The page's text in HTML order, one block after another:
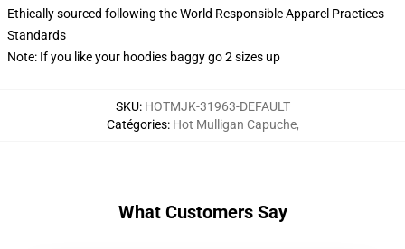
Ethically sourced following the World Responsible Apparel Practices
Standards
Note: If you like your hoodies baggy go 2 sizes up
SKU: HOTMJK-31963-DEFAULT
Catégories: Hot Mulligan Capuche,
What Customers Say